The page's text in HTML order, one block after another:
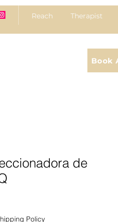
Reach Therapist
Book
de
Policy